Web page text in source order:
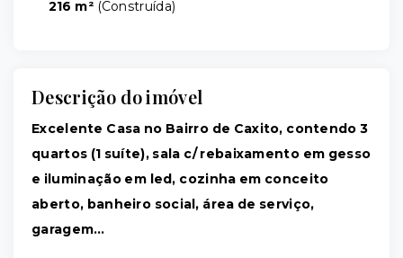
216 m² (Construída)
Descrição do imóvel
Excelente Casa no Bairro de Caxito, contendo 3
quartos (1 suíte), sala c/ rebaixamento em gesso
e iluminação em led, cozinha em conceito
aberto, banheiro social, área de serviço,
garagem…